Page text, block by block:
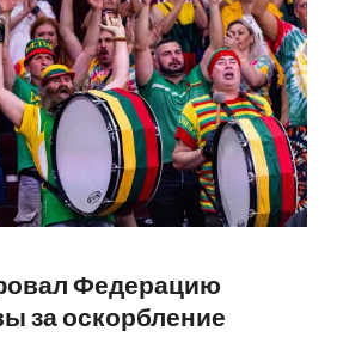
Федерацию
за оскорбление